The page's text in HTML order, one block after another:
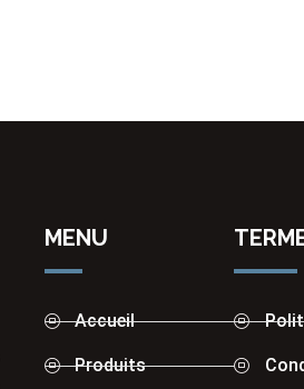
MENU
Accueil
Produits